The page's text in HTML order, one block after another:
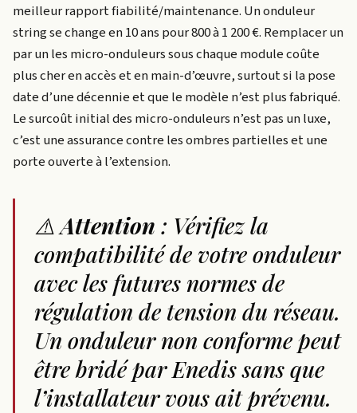
meilleur rapport fiabilité/maintenance. Un onduleur
string se change en 10 ans pour 800 à 1 200 €. Remplacer un
par un les micro-onduleurs sous chaque module coûte
plus cher en accès et en main-d’œuvre, surtout si la pose
date d’une décennie et que le modèle n’est plus fabriqué.
Le surcoût initial des micro-onduleurs n’est pas un luxe,
c’est une assurance contre les ombres partielles et une
porte ouverte à l’extension.
⚠️Attention : Vérifiez la
compatibilité de votre onduleur
avec les futures normes de
régulation de tension du réseau.
Un onduleur non conforme peut
être bridé par Enedis sans que
l’installateur vous ait prévenu.